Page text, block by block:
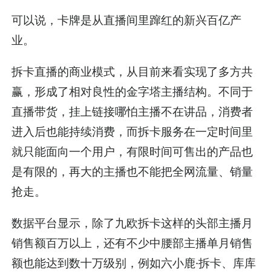
可以说，卡牌是从直播间里蹿红的新兴百亿产
业。
拆卡直播的商业模式，从目前来看实现了多方共
赢，形成了相对良性的金字塔主播结构。不同于
直播带货，挂上链接哪怕主播不在讲品，消费者
进入后也能持续消费，而拆卡服务在一定时间里
就只能面向一个用户，有限时间可售出的产品也
是有限的，再大的主播也不能把全网流量、销量
抢走。
数据平台显示，除了九欧拆卡这样的头部主播月
销售额百万以上，还有不少中腰部主播单月销售
额也能达到数十万级别，例如六小鹿·拆卡、库库